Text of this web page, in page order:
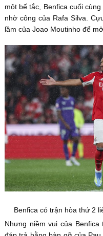
một bế tắc, Benfica cuối
nhờ công của Rafa Silva.
lầm của Joao Moutinho để
Benfica có trận hòa thứ 2
Nhưng niềm vui của